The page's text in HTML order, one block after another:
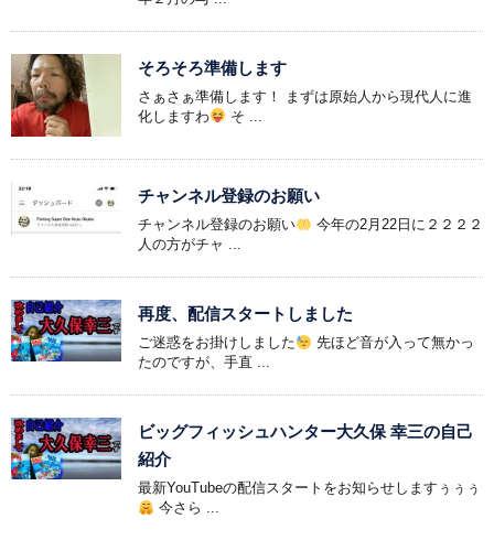
そろそろ準備します
さぁさぁ準備します！ まずは原始人から現代人に進
化しますわ
そ ...
チャンネル登録のお願い
チャンネル登録のお願い
今年の2月22日に２２２２
人の方がチャ ...
再度、配信スタートしました
ご迷惑をお掛けしました
先ほど音が入って無かっ
たのですが、手直 ...
ビッグフィッシュハンター大久保 幸三の自己
紹介
最新YouTubeの配信スタートをお知らせしますぅぅぅ
今さら ...